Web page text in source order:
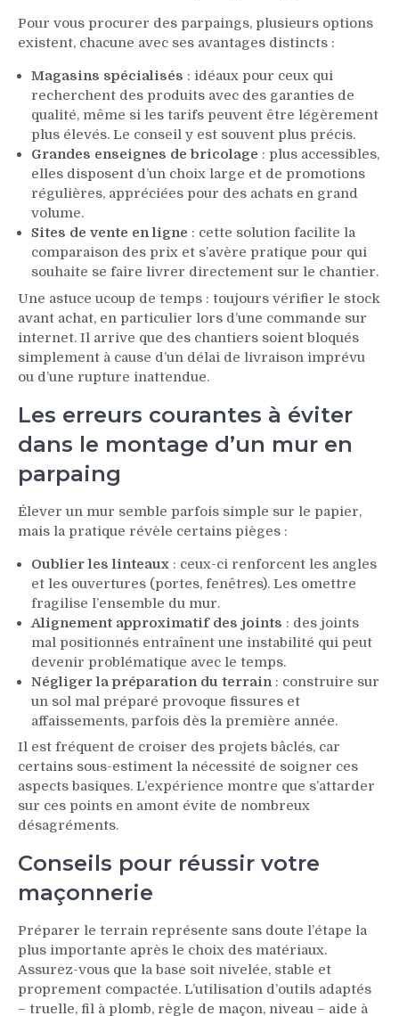
Pour vous procurer des parpaings, plusieurs options
existent, chacune avec ses avantages distincts :
Magasins spécialisés : idéaux pour ceux qui
recherchent des produits avec des garanties de
qualité, même si les tarifs peuvent être légèrement
plus élevés. Le conseil y est souvent plus précis.
Grandes enseignes de bricolage : plus accessibles,
elles disposent d’un choix large et de promotions
régulières, appréciées pour des achats en grand
volume.
Sites de vente en ligne : cette solution facilite la
comparaison des prix et s’avère pratique pour qui
souhaite se faire livrer directement sur le chantier.
Une astuce ucoup de temps : toujours vérifier le stock
avant achat, en particulier lors d’une commande sur
internet. Il arrive que des chantiers soient bloqués
simplement à cause d’un délai de livraison imprévu
ou d’une rupture inattendue.
Les erreurs courantes à éviter
dans le montage d’un mur en
parpaing
Élever un mur semble parfois simple sur le papier,
mais la pratique révèle certains pièges :
Oublier les linteaux : ceux-ci renforcent les angles
et les ouvertures (portes, fenêtres). Les omettre
fragilise l’ensemble du mur.
Alignement approximatif des joints : des joints
mal positionnés entraînent une instabilité qui peut
devenir problématique avec le temps.
Négliger la préparation du terrain: construire sur
un sol mal préparé provoque fissures et
affaissements, parfois dès la première année.
Il est fréquent de croiser des projets bâclés, car
certains sous-estiment la nécessité de soigner ces
aspects basiques. L’expérience montre que s’attarder
sur ces points en amont évite de nombreux
désagréments.
Conseils pour réussir votre
maçonnerie
Préparer le terrain représente sans doute l’étape la
plus importante après le choix des matériaux.
Assurez-vous que la base soit nivelée, stable et
proprement compactée. L’utilisation d’outils adaptés
– truelle, fil à plomb, règle de maçon, niveau – aide à